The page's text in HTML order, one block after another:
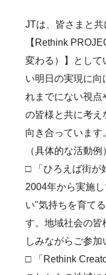
JTは、皆さまと
【Rethink
変わる）】として
い明日の実現に向
れまでにない視
の皆様と共に考え
向き合っています
（具体的な活動例
□ 「ひろえば街が
2004年から実施
い"気持ちを育て
す。地域社会の皆
しみながらご参加
□ 「Rethink